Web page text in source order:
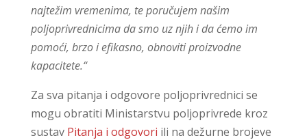
najtežim vremenima, te poručujem našim
poljoprivrednicima da smo uz njih i da ćemo im
pomoći, brzo i efikasno, obnoviti proizvodne
kapacitete.“
Za sva pitanja i odgovore poljoprivrednici se
mogu obratiti Ministarstvu poljoprivrede kroz
sustav Pitanja i odgovori ili na dežurne brojeve